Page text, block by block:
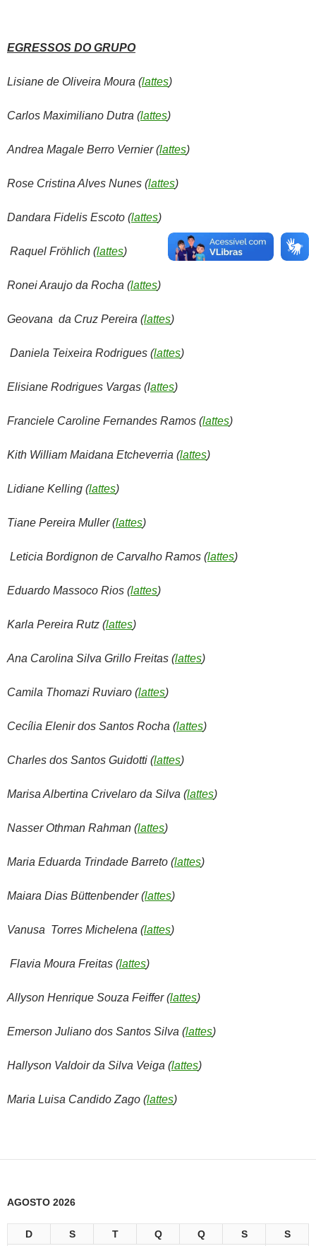
EGRESSOS DO GRUPO
Lisiane de Oliveira Moura (lattes)
Carlos Maximiliano Dutra (lattes)
Andrea Magale Berro Vernier (lattes)
Rose Cristina Alves Nunes (lattes)
Dandara Fidelis Escoto (lattes)
Raquel Fröhlich (lattes)
Ronei Araujo da Rocha (lattes)
Geovana da Cruz Pereira (lattes)
Daniela Teixeira Rodrigues (lattes)
Elisiane Rodrigues Vargas (lattes)
Franciele Caroline Fernandes Ramos (lattes)
Kith William Maidana Etcheverria (lattes)
Lidiane Kelling (lattes)
Tiane Pereira Muller (lattes)
Leticia Bordignon de Carvalho Ramos (lattes)
Eduardo Massoco Rios (lattes)
Karla Pereira Rutz (lattes)
Ana Carolina Silva Grillo Freitas (lattes)
Camila Thomazi Ruviaro (lattes)
Cecília Elenir dos Santos Rocha (lattes)
Charles dos Santos Guidotti (lattes)
Marisa Albertina Crivelaro da Silva (lattes)
Nasser Othman Rahman (lattes)
Maria Eduarda Trindade Barreto (lattes)
Maiara Dias Büttenbender (lattes)
Vanusa Torres Michelena (lattes)
Flavia Moura Freitas (lattes)
Allyson Henrique Souza Feiffer (lattes)
Emerson Juliano dos Santos Silva (lattes)
Hallyson Valdoir da Silva Veiga (lattes)
Maria Luisa Candido Zago (lattes)
AGOSTO 2026
D S T Q Q S
S